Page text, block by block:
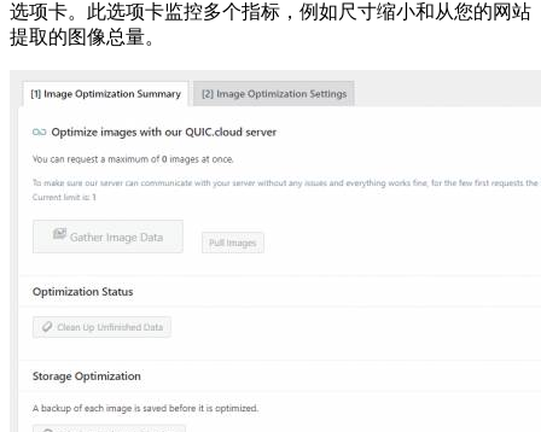
选项卡。此选项卡监控多个指标，例如尺寸缩小和从您的网站
提取的图像总量。